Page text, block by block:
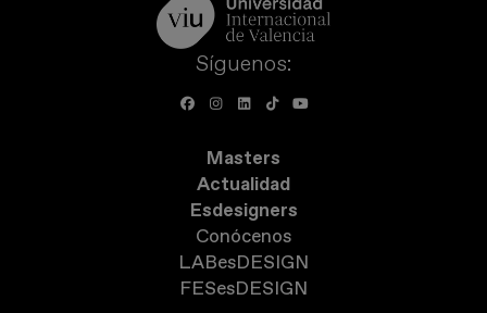
Síguenos:
Masters
Actualidad
Esdesigners
Conócenos
LABesDESIGN
FESesDESIGN